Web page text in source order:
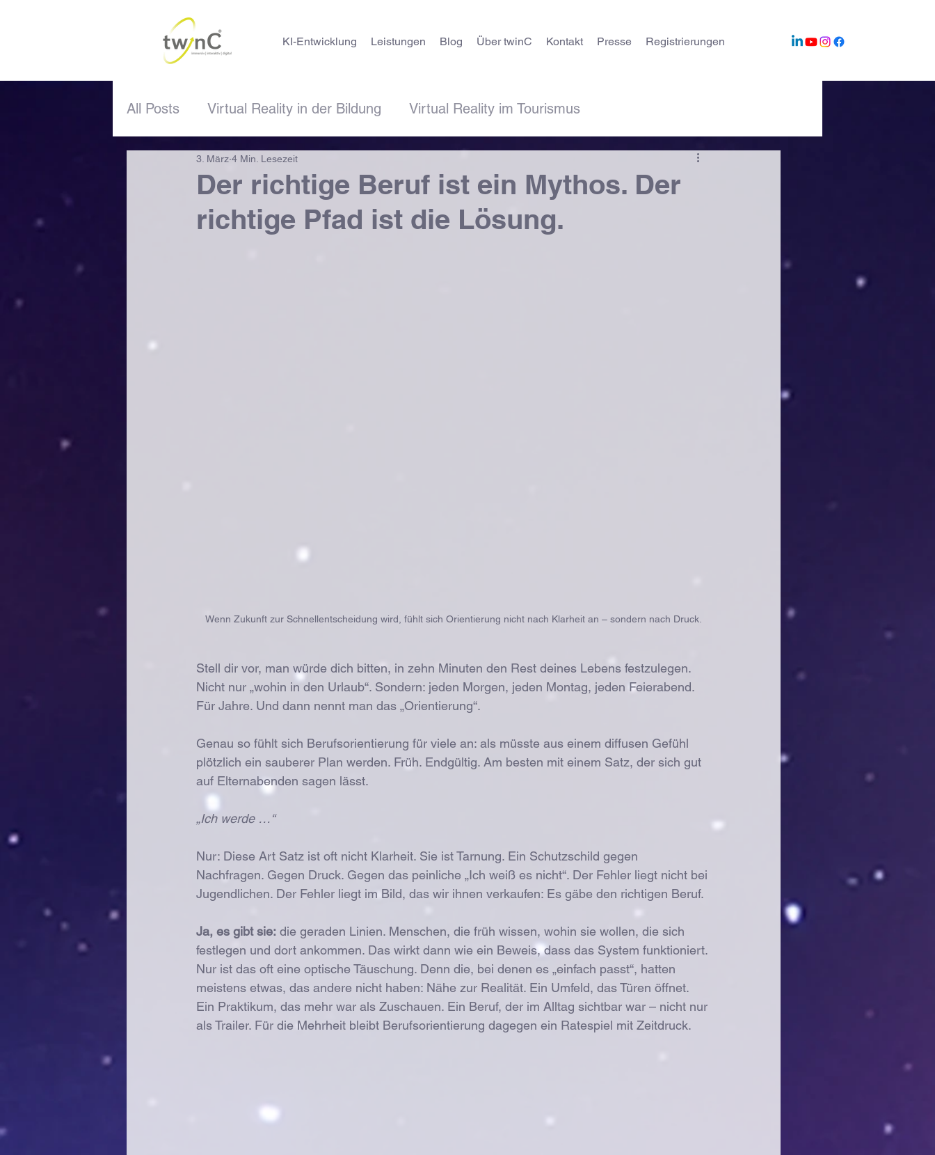
KI-Entwicklung Leistungen Blog Über twinC Kontakt Presse Registrierungen
All Posts Virtual Reality in der Bildung Virtual Reality im Tourismus
Das VR-Studio -> Updates 10 Jahre twinC
Ankündigungen Berufsorientierung KI-Themen
Der richtige Beruf ist ein Mythos. Der
richtige Pfad ist die Lösung.
3. März 4 Min. Lesezeit
Wenn Zukunft zur Schnellentscheidung wird, fühlt sich Orientierung nicht nach Klarheit an – sondern nach Druck.
Stell dir vor, man würde dich bitten, in zehn Minuten den Rest deines Lebens festzulegen.
Nicht nur „wohin in den Urlaub“. Sondern: jeden Morgen, jeden Montag, jeden Feierabend.
Für Jahre. Und dann nennt man das „Orientierung“.
Genau so fühlt sich Berufsorientierung für viele an: als müsste aus einem diffusen Gefühl
plötzlich ein sauberer Plan werden. Früh. Endgültig. Am besten mit einem Satz, der sich gut
auf Elternabenden sagen lässt.
„Ich werde …“
Nur: Diese Art Satz ist oft nicht Klarheit. Sie ist Tarnung. Ein Schutzschild gegen
Nachfragen. Gegen Druck. Gegen das peinliche „Ich weiß es nicht“. Der Fehler liegt nicht bei
Jugendlichen. Der Fehler liegt im Bild, das wir ihnen verkaufen: Es gäbe den richtigen Beruf.
Ja, es gibt sie: die geraden Linien. Menschen, die früh wissen, wohin sie wollen, die sich
festlegen und dort ankommen. Das wirkt dann wie ein Beweis, dass das System funktioniert.
Nur ist das oft eine optische Täuschung. Denn die, bei denen es „einfach passt“, hatten
meistens etwas, das andere nicht haben: Nähe zur Realität. Ein Umfeld, das Türen öffnet.
Ein Praktikum, das mehr war als Zuschauen. Ein Beruf, der im Alltag sichtbar war – nicht nur
als Trailer. Für die Mehrheit bleibt Berufsorientierung dagegen ein Ratespiel mit Zeitdruck.